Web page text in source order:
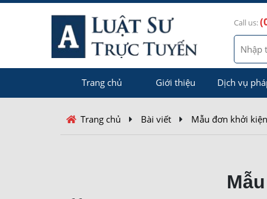
Call us:
Trang chủ Giới thiệu Dịch vụ
Trang chủ Bài viết Mẫu đơn khởi